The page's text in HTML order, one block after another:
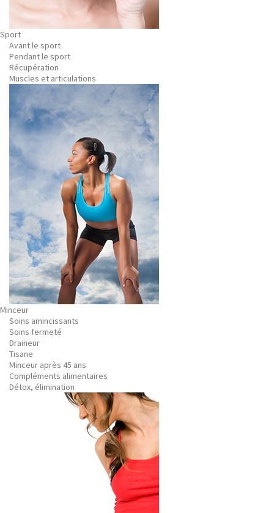
Sport
Avant le sport
Pendant le sport
Récupération
Muscles et articulations
Minceur
Soins amincissants
Soins fermeté
Draineur
Tisane
Minceur après 45 ans
Compléments alimentaires
Détox, élimination